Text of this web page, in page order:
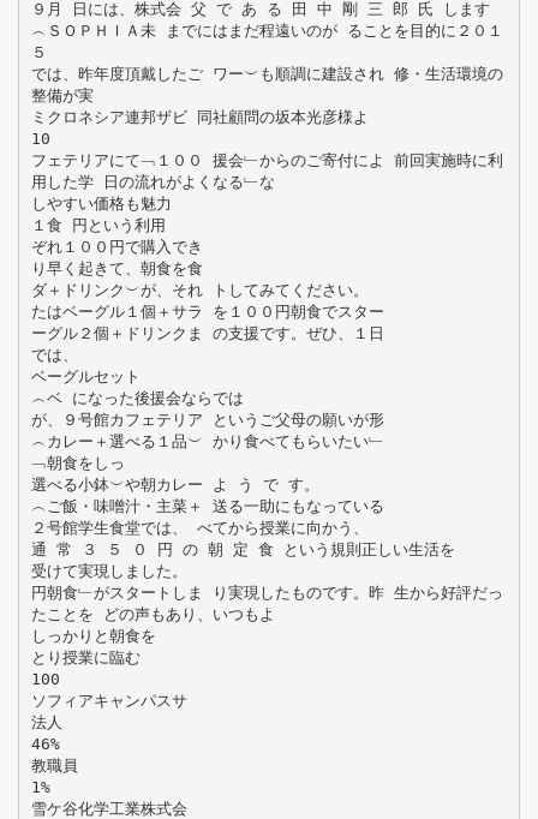
９月 日には、株式会 父 で あ る 田 中 剛 三 郎 氏 します
︵ＳＯＰＨＩＡ未 までにはまだ程遠いのが ることを目的に２０１
５
では、昨年度頂戴したご ワー︶も順調に建設され 修・生活環境の
整備が実
ミクロネシア連邦ザビ 同社顧問の坂本光彦様よ
10
フェテリアにて﹁１００ 援会﹂からのご寄付によ 前回実施時に利
用した学 日の流れがよくなる﹂な
しやすい価格も魅力
１食 円という利用
ぞれ１００円で購入でき
り早く起きて、朝食を食
ダ＋ドリンク︶が、それ トしてみてください。
たはベーグル１個＋サラ を１００円朝食でスター
ーグル２個＋ドリンクま の支援です。ぜひ、１日
では、
ベーグルセット
︵ベ になった後援会ならでは
が、９号館カフェテリア というご父母の願いが形
︵カレー＋選べる１品︶ かり食べてもらいたい﹂
﹁朝食をしっ
選べる小鉢︶や朝カレー よ う で す。
︵ご飯・味噌汁・主菜＋ 送る一助にもなっている
２号館学生食堂では、 べてから授業に向かう、
通 常 ３ ５ ０ 円 の 朝 定 食 という規則正しい生活を
受けて実現しました。
円朝食﹂がスタートしま り実現したものです。昨 生から好評だっ
たことを どの声もあり、いつもよ
しっかりと朝食を
とり授業に臨む
100
ソフィアキャンパスサ
法人
46%
教職員
1%
雪ケ谷化学工業株式会